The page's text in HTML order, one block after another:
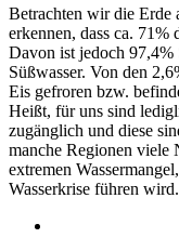
Betrachten wir die Erde
erkennen, dass ca. 71%
Davon ist jedoch 97,4%
Süßwasser. Von den
Eis gefroren bzw.
Heißt, für uns sind
zugänglich und diese
manche Regionen viele
extremen
Wasserkrise führen wird.